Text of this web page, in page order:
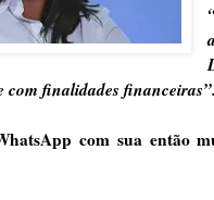
com finalidades financeiras”.
com sua então